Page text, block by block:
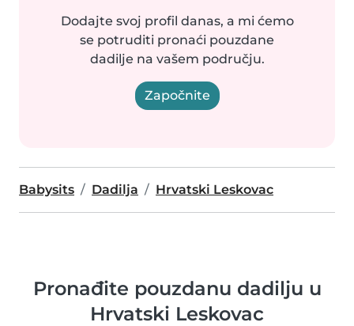
Dodajte svoj profil danas, a mi ćemo
se potruditi pronaći pouzdane
dadilje na vašem području.
Započnite
Babysits Dadilja Hrvatski Leskovac
Pronađite pouzdanu dadilju u
Hrvatski Leskovac